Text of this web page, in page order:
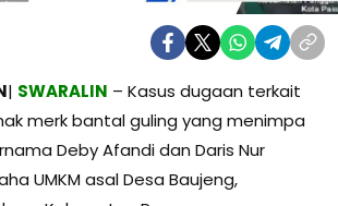
| SWARALIN – Kasus dugaan terkait
merk bantal guling yang menimpa
Deby Afandi dan Daris Nur
UMKM asal Desa Baujeng,